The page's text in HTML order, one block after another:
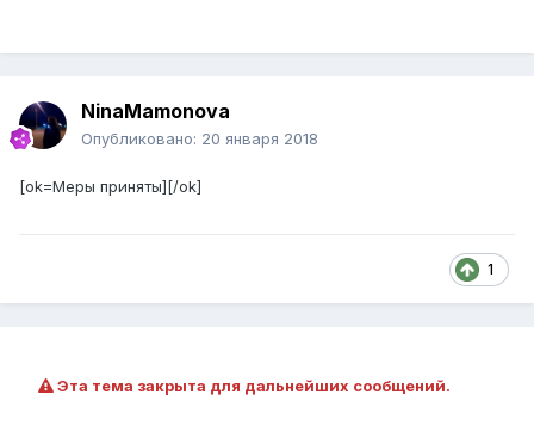
NinaMamonova
Опубликовано: 20 января 2018
[ok=Меры приняты][/ok]
1
Эта тема закрыта для дальнейших сообщений.